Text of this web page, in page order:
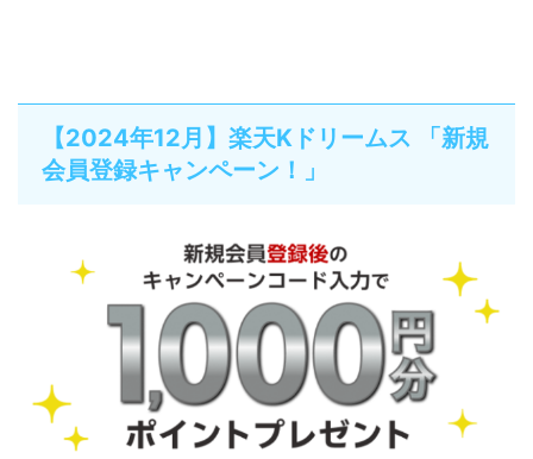
【2024年12月】楽天Kドリームス 「新規
会員登録キャンペーン！」